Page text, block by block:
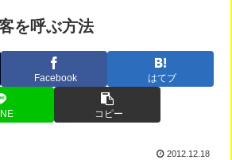
を呼ぶ方法
Facebook はてブ
コピー
2012.12.18